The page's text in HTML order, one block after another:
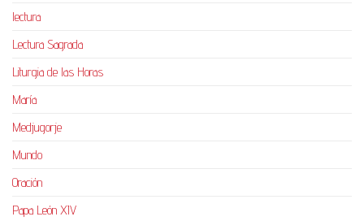
lectura
Lectura Sagrada
Liturgia de las Horas
María
Medjugorje
Mundo
Oración
Papa León XIV